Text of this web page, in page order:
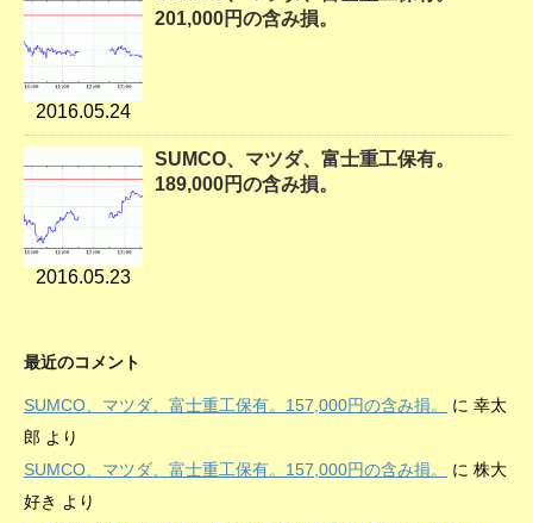
2016.05.24
201,000円の含み損。
2016.05.23
SUMCO、マツダ、富士重工保有。
189,000円の含み損。
最近のコメント
SUMCO、マツダ、富士重工保有。157,000円の含み損。 に 幸太
郎 より
SUMCO、マツダ、富士重工保有。157,000円の含み損。
に 株大
好き より